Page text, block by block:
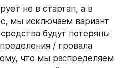
не в стартап, а в
мы исключаем вариант
будут потеряны
/ провала
что мы распределяем